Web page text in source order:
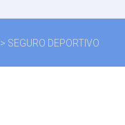
> SEGURO DEPORTIVO